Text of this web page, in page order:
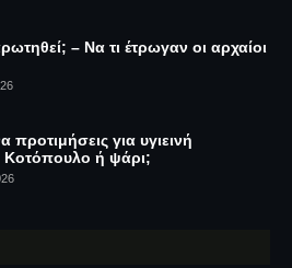
– Να τι έτρωγαν οι αρχαίοι
προτιμήσεις για υγιεινή
Κοτόπουλο ή ψάρι;